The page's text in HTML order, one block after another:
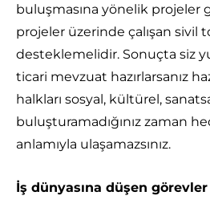
buluşmasına yönelik projeler
projeler üzerinde çalışan
desteklemelidir. Sonuçta siz
ticari mevzuat hazırlarsanız
halkları sosyal, kültürel,
buluşturamadığınız zaman
anlamıyla ulaşamazsınız.
İş dünyasına düşen